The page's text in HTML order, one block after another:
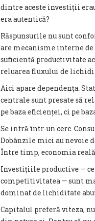
dintre aceste investiții
era autentică?
Răspunsurile nu sunt
are mecanisme interne de
suficientă productivitate
reluarea fluxului de
Aici apare dependența.
centrale sunt presate să
pe baza eficienței, ci pe
Se intră într-un cerc.
Dobânzile mici au nevoie
Între timp, economia
Investițiile productive —
competitivitatea — sunt
dominat de lichiditate
Capitalul preferă viteza,